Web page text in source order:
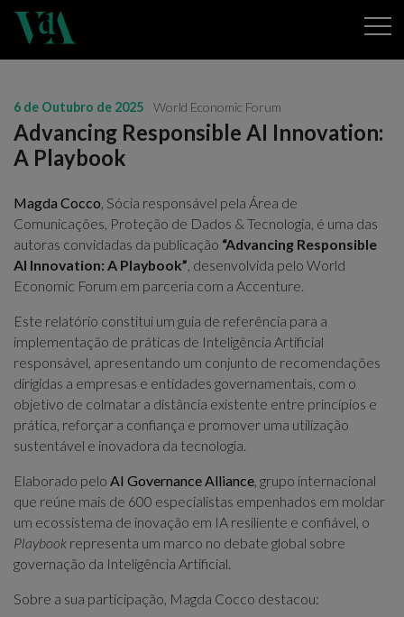
6 de Outubro de 2025 World Economic Forum
Advancing Responsible AI Innovation:
A Playbook
Magda Cocco , Sócia responsável pela Área de
Comunicações, Proteção de Dados & Tecnologia, é uma das
autoras convidadas da publicação “Advancing Responsible
AI Innovation: A Playbook” , desenvolvida pelo World
Economic Forum em parceria com a Accenture.
Este relatório constitui um guia de referência para a
implementação de práticas de Inteligência Artificial
responsável, apresentando um conjunto de recomendações
dirigidas a empresas e entidades governamentais, com o
objetivo de colmatar a distância existente entre princípios e
prática, reforçar a confiança e promover uma utilização
sustentável e inovadora da tecnologia.
Elaborado pelo AI Governance Alliance , grupo internacional
que reúne mais de 600 especialistas empenhados em moldar
um ecossistema de inovação em IA resiliente e confiável, o
Playbook representa um marco no debate global sobre
governação da Inteligência Artificial.
Sobre a sua participação, Magda Cocco destacou: